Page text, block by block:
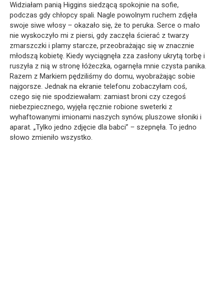
Widziałam panią Higgins siedzącą spokojnie na sofie,
podczas gdy chłopcy spali. Nagle powolnym ruchem zdjęła
swoje siwe włosy – okazało się, że to peruka. Serce o mało
nie wyskoczyło mi z piersi, gdy zaczęła ścierać z twarzy
zmarszczki i plamy starcze, przeobrażając się w znacznie
młodszą kobietę. Kiedy wyciągnęła zza zasłony ukrytą torbę i
ruszyła z nią w stronę łóżeczka, ogarnęła mnie czysta panika.
Razem z Markiem pędziliśmy do domu, wyobrażając sobie
najgorsze. Jednak na ekranie telefonu zobaczyłam coś,
czego się nie spodziewałam: zamiast broni czy czegoś
niebezpiecznego, wyjęła ręcznie robione sweterki z
wyhaftowanymi imionami naszych synów, pluszowe słoniki i
aparat. „Tylko jedno zdjęcie dla babci” – szepnęła. To jedno
słowo zmieniło wszystko.